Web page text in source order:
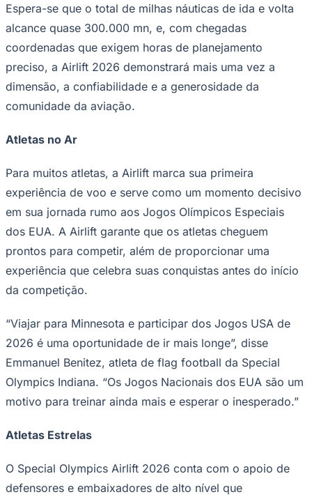
Espera-se que o total de milhas náuticas de ida e volta
alcance quase 300.000 mn, e, com chegadas
coordenadas que exigem horas de planejamento
preciso, a Airlift 2026 demonstrará mais uma vez a
dimensão, a confiabilidade e a generosidade da
comunidade da aviação.
Atletas no Ar
Para muitos atletas, a Airlift marca sua primeira
experiência de voo e serve como um momento decisivo
em sua jornada rumo aos Jogos Olímpicos Especiais
dos EUA. A Airlift garante que os atletas cheguem
prontos para competir, além de proporcionar uma
experiência que celebra suas conquistas antes do início
da competição.
“Viajar para Minnesota e participar dos Jogos USA de
2026 é uma oportunidade de ir mais longe”, disse
Emmanuel Benitez, atleta de flag football da Special
Olympics Indiana. “Os Jogos Nacionais dos EUA são um
motivo para treinar ainda mais e esperar o inesperado.”
Atletas Estrelas
O Special Olympics Airlift 2026 conta com o apoio de
defensores e embaixadores de alto nível que